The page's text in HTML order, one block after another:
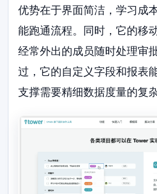
优势在于界面简洁，学习成
能跑通流程。同时，它的移
经常外出的成员随时处理审
过，它的自定义字段和报表
支撑需要精细数据度量的复